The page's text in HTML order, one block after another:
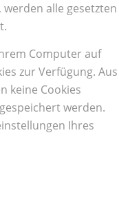
werden alle gesetzten
Computer auf
zur Verfügung. Aus
keine Cookies
werden.
Ihres